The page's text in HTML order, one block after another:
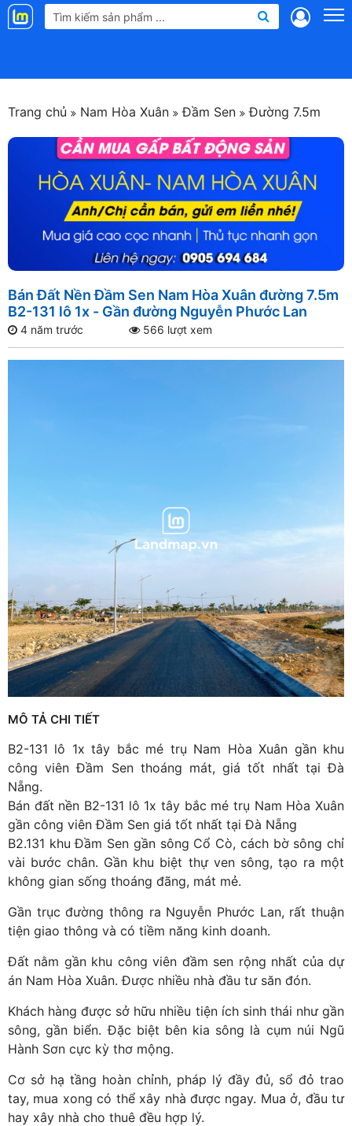
Landmap
Trang chủ Nam Hòa Xuân Đầm Sen Đường 7.5m
Bán Đất Nền Đầm Sen Nam Hòa Xuân đường 7.5m
B2-131 lô 1x - Gần đường Nguyễn Phước Lan
4 năm trước 566 lượt xem
MÔ TẢ CHI TIẾT
B2-131 lô 1x tây bắc mé trụ Nam Hòa Xuân gần khu
công viên Đầm Sen thoáng mát, giá tốt nhất tại Đà
Nẵng.
Bán đất nền B2-131 lô 1x tây bắc mé trụ Nam Hòa Xuân
gần công viên Đầm Sen giá tốt nhất tại Đà Nẵng
B2.131 khu Đầm Sen gần sông Cổ Cò, cách bờ sông chỉ
vài bước chân. Gần khu biệt thự ven sông, tạo ra một
không gian sống thoáng đãng, mát mẻ.
Gần trục đường thông ra Nguyễn Phước Lan, rất thuận
tiện giao thông và có tiềm năng kinh doanh.
Đất nằm gần khu công viên đầm sen rộng nhất của dự
án Nam Hòa Xuân. Được nhiều nhà đầu tư săn đón.
Khách hàng được sở hữu nhiều tiện ích sinh thái như gần
sông, gần biển. Đặc biệt bên kia sông là cụm núi Ngũ
Hành Sơn cực kỳ thơ mộng.
Cơ sở hạ tầng hoàn chỉnh, pháp lý đầy đủ, sổ đỏ trao
tay, mua xong có thể xây nhà được ngay. Mua ở, đầu tư
hay xây nhà cho thuê đều hợp lý.